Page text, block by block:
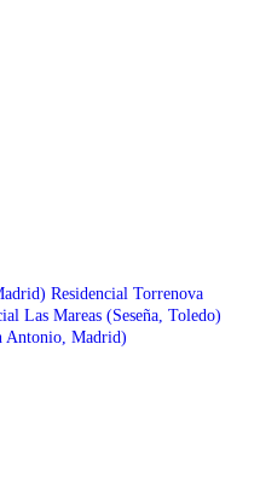
Residencial Torrenova
Las Mareas (Seseña, Toledo)
Antonio, Madrid)